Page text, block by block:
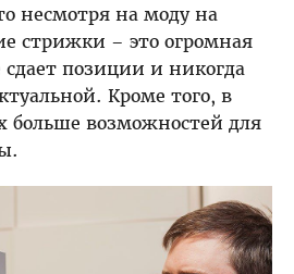
несмотря на моду на
стрижки – это огромная
позиции и никогда
Кроме того, в
больше возможностей для